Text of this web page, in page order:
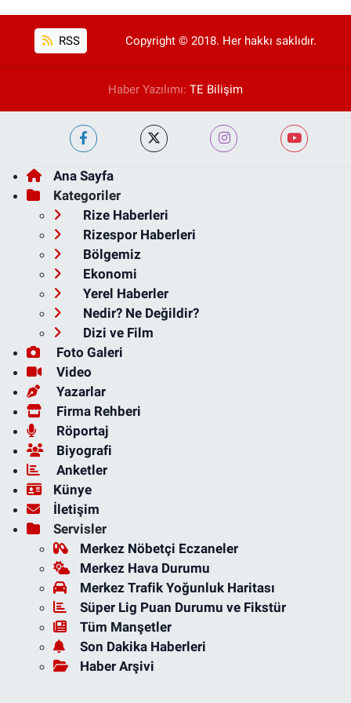
RSS Copyright © 2018. Her hakkı saklıdır.
Haber Yazılımı: TE Bilişim
Ana Sayfa
Kategoriler
Rize Haberleri
Rizespor Haberleri
Bölgemiz
Ekonomi
Yerel Haberler
Nedir? Ne Değildir?
Dizi ve Film
Foto Galeri
Video
Yazarlar
Firma Rehberi
Röportaj
Biyografi
Anketler
Künye
İletişim
Servisler
Merkez Nöbetçi Eczaneler
Merkez Hava Durumu
Merkez Trafik Yoğunluk Haritası
Süper Lig Puan Durumu ve Fikstür
Tüm Manşetler
Son Dakika Haberleri
Haber Arşivi